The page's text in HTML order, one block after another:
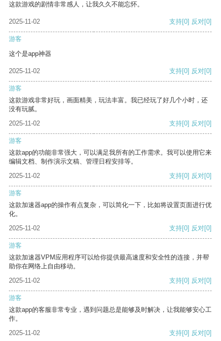
这款游戏的剧情非常感人，让我久久不能忘怀。
2025-11-02 支持[0] 反对[0]
游客
这个是app神器
2025-11-02 支持[0] 反对[0]
游客
这款游戏非常好玩，画面精美，玩法丰富。我已经玩了好几个小时，还
没有玩腻。
2025-11-02
支持[0] 反对[0]
游客
这款app的功能非常强大，可以满足我所有的工作需求。我可以使用它来
编辑文档、制作演示文稿、管理日程安排等。
2025-11-02
支持[0] 反对[0]
游客
这款加速器app的操作有点复杂，可以简化一下，比如将设置页面进行优
化。
2025-11-02
支持[0] 反对[0]
游客
这款加速器VPM应用程序可以给你提供最高速度和安全性的连接，并帮
助你在网络上自由移动。
2025-11-02
支持[0] 反对[0]
游客
这款app的客服非常专业，遇到问题总是能够及时解决，让我能够安心工
作。
2025-11-02
支持[0] 反对[0]